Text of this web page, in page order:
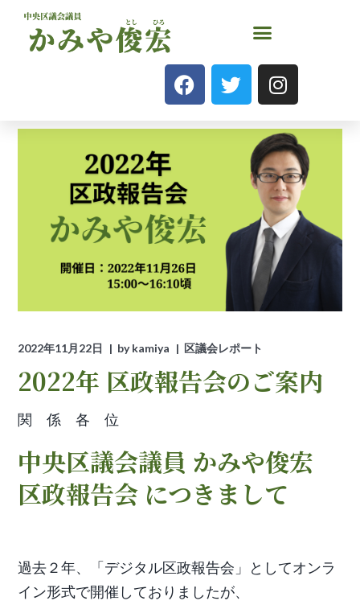
2022年11月22日 bykamiya 区議会レポート
2022年 区政報告会のご案内
関 係 各 位
中央区議会議員 かみや俊宏
区政報告会 につきまして
過去２年、「デジタル区政報告会」としてオンラ
イン形式で開催しておりましたが、